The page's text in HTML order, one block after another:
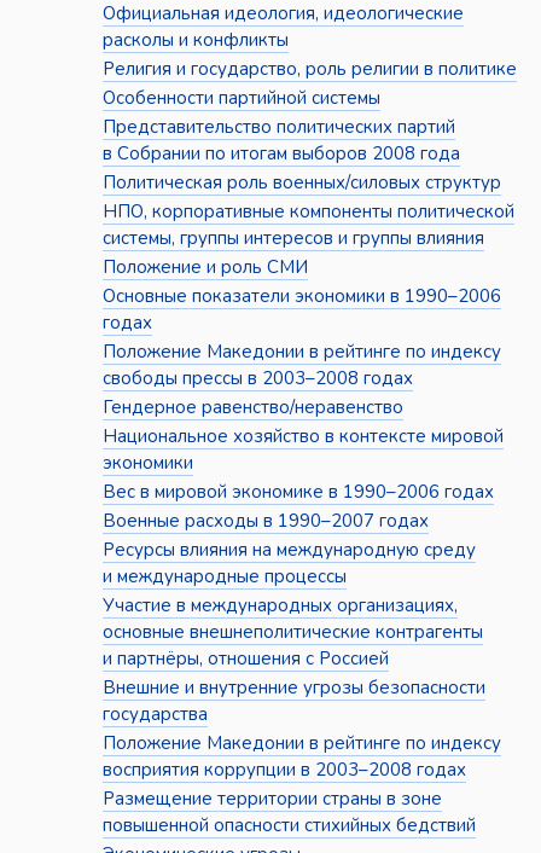
Официальная идеология, идеологические
расколы и конфликты
Религия и государство, роль религии в политике
Особенности партийной системы
Представительство политических партий
в Собрании по итогам выборов 2008 года
Политическая роль военных/силовых структур
НПО, корпоративные компоненты политической
системы, группы интересов и группы влияния
Положение и роль СМИ
Основные показатели экономики в 1990–2006
годах
Положение Македонии в рейтинге по индексу
свободы прессы в 2003–2008 годах
Гендерное равенство/неравенство
Национальное хозяйство в контексте мировой
экономики
Вес в мировой экономике в 1990–2006 годах
Военные расходы в 1990–2007 годах
Ресурсы влияния на международную среду
и международные процессы
Участие в международных организациях,
основные внешнеполитические контрагенты
и партнёры, отношения с Россией
Внешние и внутренние угрозы безопасности
государства
Положение Македонии в рейтинге по индексу
восприятия коррупции в 2003–2008 годах
Размещение территории страны в зоне
повышенной опасности стихийных бедствий